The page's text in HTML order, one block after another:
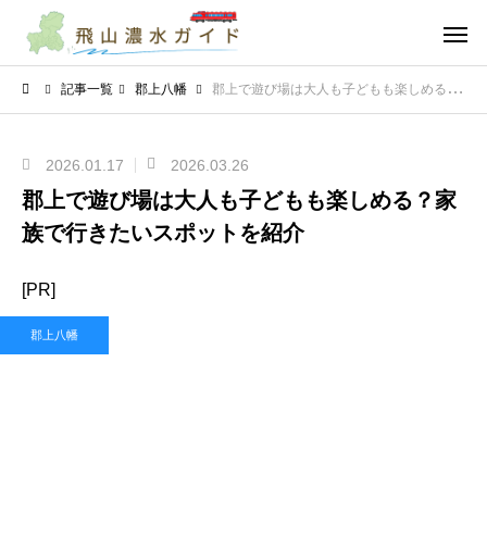
記事一覧 郡上八幡 郡上で遊び場は大人も子どもも楽しめる？家族で行きたいスポットを紹介
2026.01.17 2026.03.26
郡上で遊び場は大人も子どもも楽しめる？家
族で行きたいスポットを紹介
[PR]
郡上八幡